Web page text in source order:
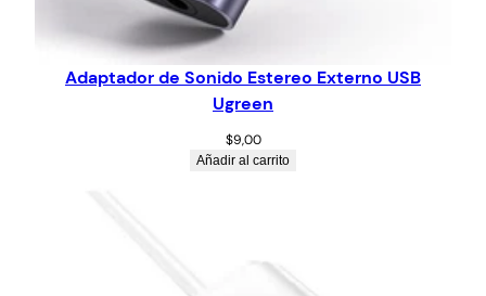
Adaptador de Sonido Estereo Externo USB
Ugreen
$9,00
Añadir al carrito